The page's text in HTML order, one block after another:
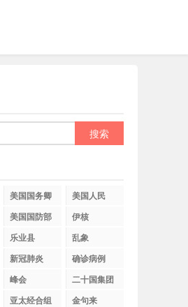
美国国务卿
美国人民
美国国防部
伊核
乐业县
乱象
新冠肺炎
确诊病例
峰会
二十国集团
亚太经合组
金句来